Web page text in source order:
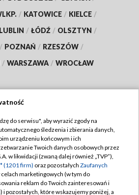
/ KATOWICE / KIELCE /
LUBLIN / ŁÓDŹ / OLSZTYN /
/ POZNAŃ / RZESZÓW /
/ WARSZAWA / WROCŁAW
TVP
TVP
Regulamin TVP
prywatności
Moje zgody
do serwisu", aby wyrazić zgody na
śledzenia i zbierania danych,
urządzeniu końcowym i ich
Twoich danych osobowych przez
w likwidacji (zwaną dalej również „TVP”),
(1201 firm) oraz pozostałych Zaufanych
celach marketingowych (w tym do
reklam do Twoich zainteresowań i
pozostałych, które wskazujemy poniżej, a